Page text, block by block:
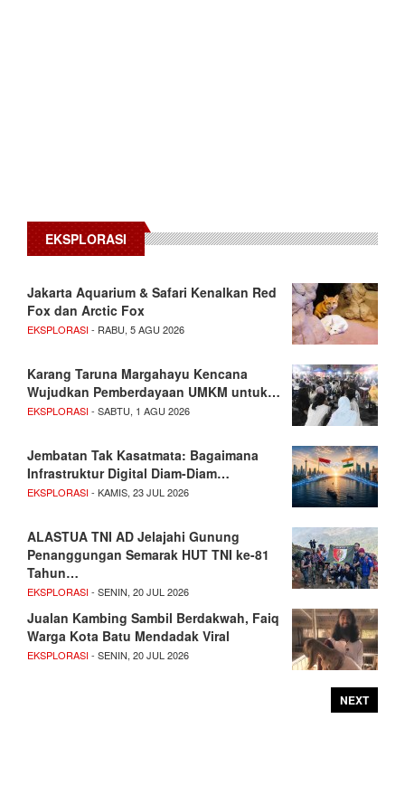
EKSPLORASI
Jakarta Aquarium & Safari Kenalkan Red
Fox dan Arctic Fox
EKSPLORASI- RABU, 5 AGU 2026
Karang Taruna Margahayu Kencana
Wujudkan Pemberdayaan UMKM untuk…
EKSPLORASI- SABTU, 1 AGU 2026
Jembatan Tak Kasatmata: Bagaimana
Infrastruktur Digital Diam-Diam…
EKSPLORASI- KAMIS, 23 JUL 2026
ALASTUA TNI AD Jelajahi Gunung
Penanggungan Semarak HUT TNI ke-81
Tahun…
EKSPLORASI- SENIN, 20 JUL 2026
Jualan Kambing Sambil Berdakwah, Faiq
Warga Kota Batu Mendadak Viral
EKSPLORASI- SENIN, 20 JUL 2026
NEXT